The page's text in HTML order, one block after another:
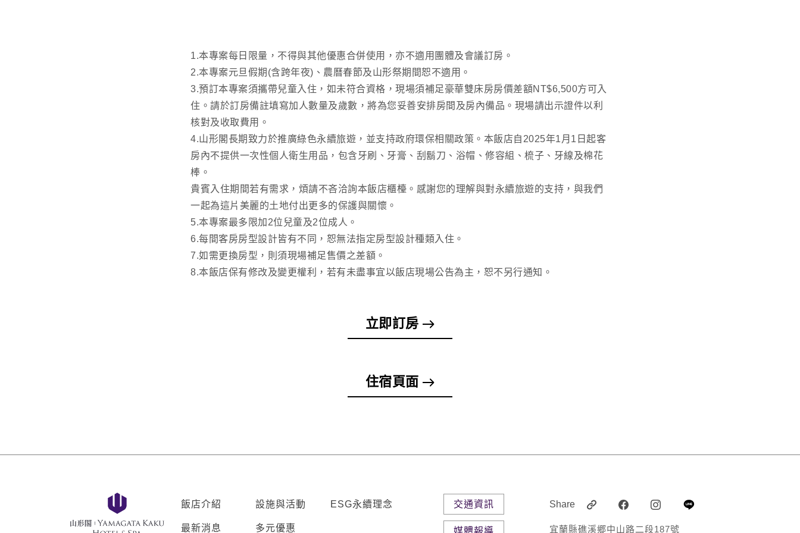
1.本專案每日限量，不得與其他優惠合併使用，亦不適用團體及會議訂房。
2.本專案元旦假期(含跨年夜)、農曆春節及山形祭期間恕不適用。
3.預訂本專案須攜帶兒童入住，如未符合資格，現場須補足豪華雙床房房價差額NT$6,500方可入
住。請於訂房備註填寫加人數量及歲數，將為您妥善安排房間及房內備品。現場請出示證件以利
核對及收取費用。
4.山形閣長期致力於推廣綠色永續旅遊，並支持政府環保相關政策。本飯店自2025年1月1日起客
房內不提供一次性個人衛生用品，包含牙刷、牙膏、刮鬍刀、浴帽、修容組、梳子、牙線及棉花
棒。
貴賓入住期間若有需求，煩請不吝洽詢本飯店櫃檯。感謝您的理解與對永續旅遊的支持，與我們
一起為這片美麗的土地付出更多的保護與關懷。
5.本專案最多限加2位兒童及2位成人。
6.每間客房房型設計皆有不同，恕無法指定房型設計種類入住。
7.如需更換房型，則須現場補足售價之差額。
8.本飯店保有修改及變更權利，若有未盡事宜以飯店現場公告為主，恕不另行通知。
立即訂房
住宿頁面
飯店介紹
最新消息
設施與活動
多元優惠
ESG永續理念 交通資訊
媒體報導
Share
宜蘭縣礁溪郷中山路二段187號